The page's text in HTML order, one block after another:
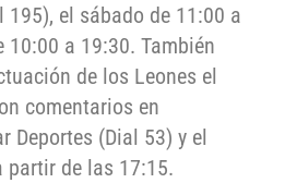
195), el sábado de 11:00 a
10:00 a 19:30. También
de los Leones el
comentarios en
Deportes (Dial 53) y el
partir de las 17:15.